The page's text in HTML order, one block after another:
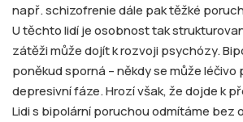
např. schizofrenie dále pak těžké
U těchto lidí je osobnost tak
zátěži může dojít k rozvoji psychózy.
poněkud sporná – někdy se může
depresivní fáze. Hrozí však, že dojde k
Lidi s bipolární poruchou odmítáme bez